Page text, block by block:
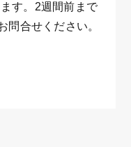
す。2週間前まで
問合せください。